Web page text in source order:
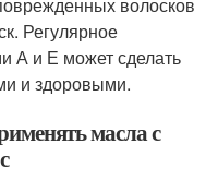
Регулярное
А и Е может сделать
и здоровыми.
масла с